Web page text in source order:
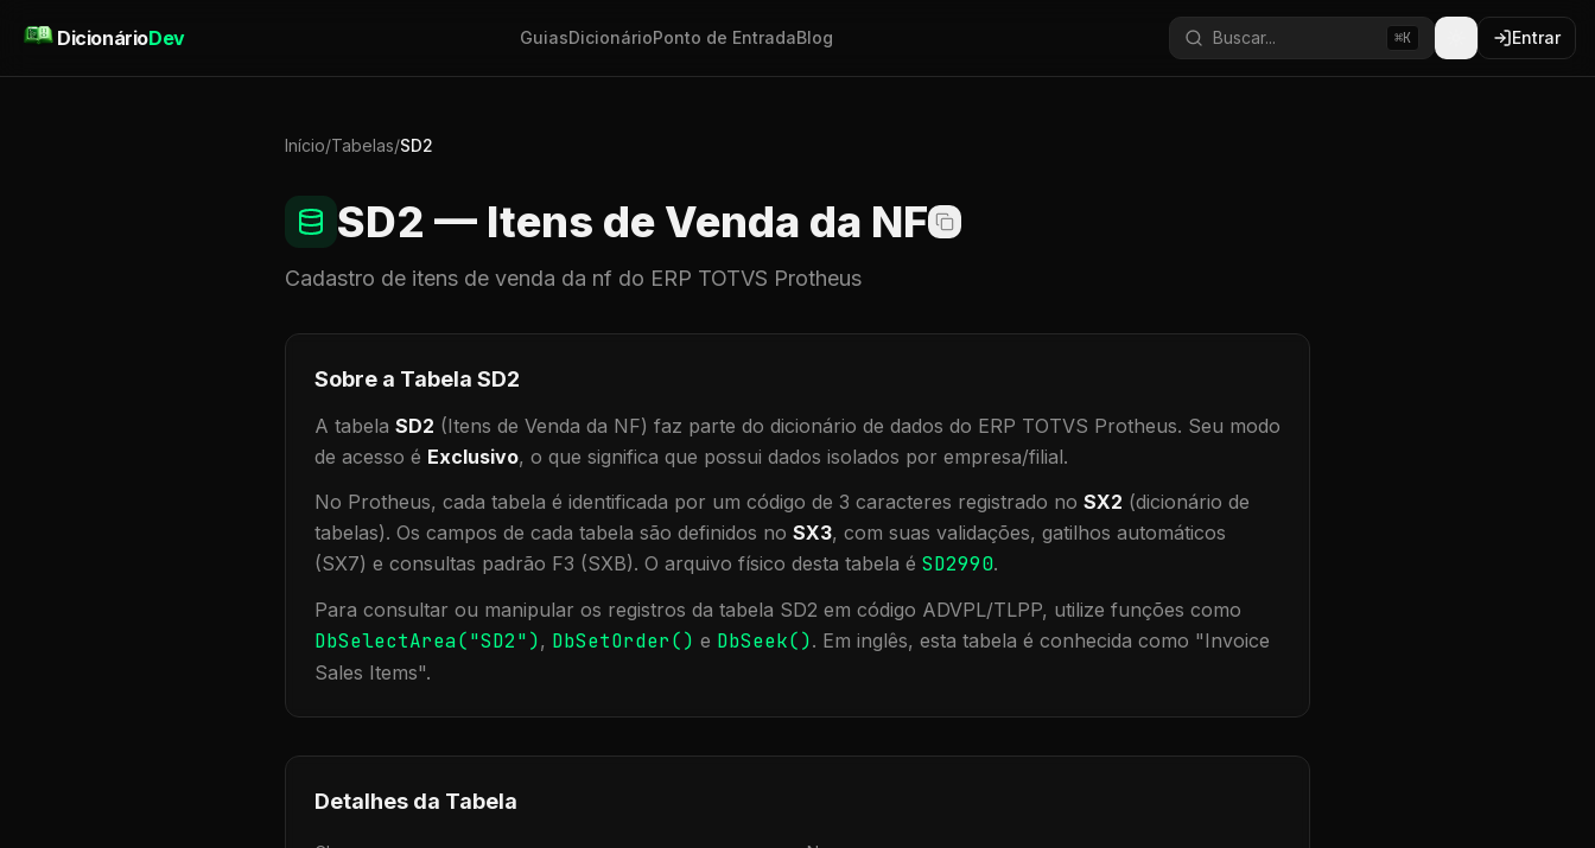
DicionárioDev GuiasDicionárioPonto de EntradaBlog Buscar... ⌘K Entrar
Início/Tabelas/SD2
SD2 — Itens de Venda da NF
Cadastro de itens de venda da nf do ERP TOTVS Protheus
Sobre a Tabela SD2
A tabela SD2 (Itens de Venda da NF) faz parte do dicionário de dados do ERP TOTVS Protheus. Seu modo
de acesso é Exclusivo, o que significa que possui dados isolados por empresa/filial.
No Protheus, cada tabela é identificada por um código de 3 caracteres registrado no SX2 (dicionário de
tabelas). Os campos de cada tabela são definidos no SX3, com suas validações, gatilhos automáticos
(SX7) e consultas padrão F3 (SXB). O arquivo físico desta tabela é SD2990.
Para consultar ou manipular os registros da tabela SD2 em código ADVPL/TLPP, utilize funções como
DbSelectArea("SD2"), DbSetOrder() e DbSeek(). Em inglês, esta tabela é conhecida como "Invoice
Sales Items".
Detalhes da Tabela